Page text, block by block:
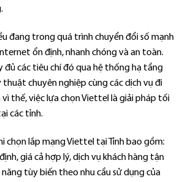
đang trong quá trình chuyển đổi số mạnh
ổn định, nhanh chóng và an toàn.
đủ các tiêu chí đó qua hệ thống hạ tầng
chuyên nghiệp cùng các dịch vụ đi
vì thế, việc lựa chọn Viettel là giải pháp tối
các tỉnh.
chọn lắp mạng Viettel tại Tỉnh bao gồm:
giá cả hợp lý, dịch vụ khách hàng tận
tùy biến theo nhu cầu sử dụng của